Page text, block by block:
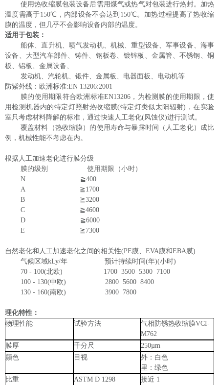
使用热收缩膜包装设备后需用煤气或热气对包装进行热封。加热
温度需高于150℃，内部设备不会达到150℃。加热过程提高了热收缩
膜的温度，但几乎不会影响设备内部的温度。
适用于包装：
船体、直升机、喷气发动机、机械、重型设备、军事设备、海事
设备、大型汽车部件、铸件、钢板卷、镀锌板、金属管、不锈钢、铜
板、铝板、金属设备、
发动机、汽轮机、锻件、金属板、电器面板、电动机等
防紫外线：欧洲标准:EN 13206:2001
膜的使用期限符合欧洲标准EN13206，为检测膜的使用期限，使
用检测机器内的特定灯照射热收缩膜(特定灯类似太阳辐射)，在实验
室只考虑材料降解的标准，通过快速人工老化(风蚀仪)进行测试。
覆盖材料（热收缩膜）的使用寿命与暴露时间（人工老化）成比
例，机械性能不考虑在内。
根据人工加速老化进行膜分级
膜的级别
使用期限（小时）
N ≧400
A ≧1700
B ≧3200
C ≧4600
D ≧6000
E ≧7300
自然老化和人工加速老化之间的相关性(PE膜、EVA膜和EBA膜)
气候区域kLy/年 预计持续时间(年)(小时)
70 - 100(北欧) 1700 3500 5300 7100
100 - 130(中欧) 2800 5600 8400
130 - 160(南欧) 3900 7800
理化特性：
物理性能
试验方法 气相防锈热收缩膜VCI-
M762
膜厚
千分尺 250µm
颜色
目视
外：白色
里：绿色
比重
ASTM D 1298 接近 1